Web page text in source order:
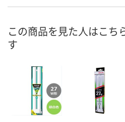
号
お届け日
この商品を見た人はこち
す